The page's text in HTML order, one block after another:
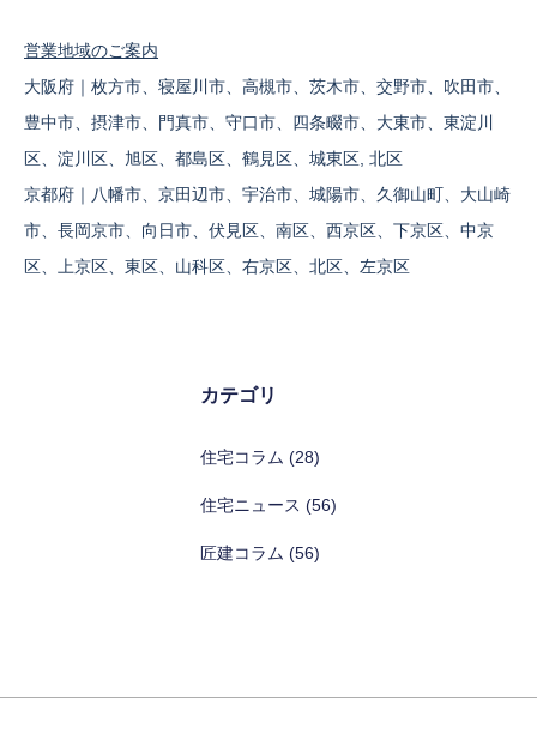
営業地域のご案内
大阪府｜枚方市、寝屋川市、高槻市、茨木市、交野市、吹田市、
豊中市、摂津市、門真市、守口市、四条畷市、大東市、東淀川
区、淀川区、旭区、都島区、鶴見区、城東区, 北区
京都府｜八幡市、京田辺市、宇治市、城陽市、久御山町、大山崎
市、長岡京市、向日市、伏見区、南区、西京区、下京区、中京
区、上京区、東区、山科区、右京区、北区、左京区
カテゴリ
住宅コラム (28)
住宅ニュース (56)
匠建コラム (56)